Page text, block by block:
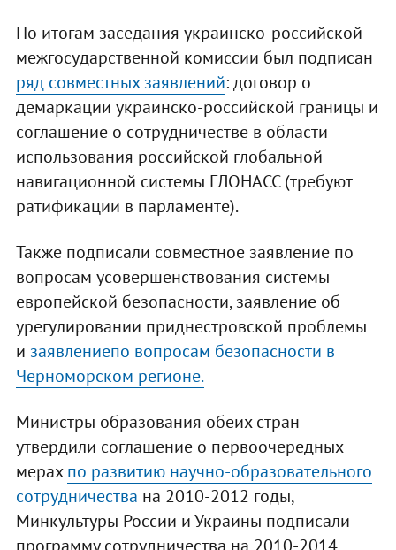
По итогам заседания украинско-российской
межгосударственной комиссии был подписан
ряд совместных заявлений: договор о
демаркации украинско-российской границы и
соглашение о сотрудничестве в области
использования российской глобальной
навигационной системы ГЛОНАСС (требуют
ратификации в парламенте).
Также подписали совместное заявление по
вопросам усовершенствования системы
европейской безопасности, заявление об
урегулировании приднестровской проблемы
и заявлениепо вопросам безопасности в
Черноморском регионе.
Министры образования обеих стран
утвердили соглашение о первоочередных
мерахпо развитию научно-образовательного
сотрудничества на 2010-2012 годы,
Минкультуры России и Украины подписали